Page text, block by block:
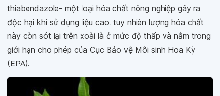
thiabendazole- một loại hóa chất nông nghiệp gây ra
độc hại khi sử dụng liệu cao, tuy nhiên lượng hóa chất
này còn sót lại trên xoài là ở mức độ thấp và nằm trong
giới hạn cho phép của Cục Bảo vệ Môi sinh Hoa Kỳ
(EPA).